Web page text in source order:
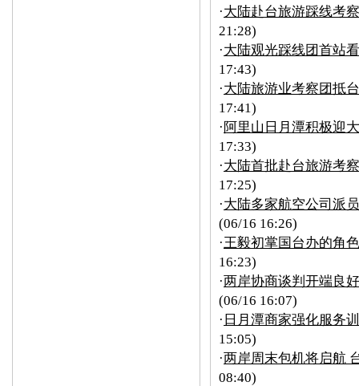
·大陆赴台旅游踩线考
21:28)
·大陆观光踩线团首站
17:43)
·大陆旅游业考察团抵
17:41)
· 阿里山日月潭积极迎
17:33)
·大陆首批赴台旅游考
17:25)
·大陆多家航空公司派
(06/16 16:26)
·王毅初掌国台办的角
16:23)
·两岸协商谈判开端良
(06/16 16:07)
· 日月潭商家强化服务
15:05)
·两岸周末包机将启航
08:40)